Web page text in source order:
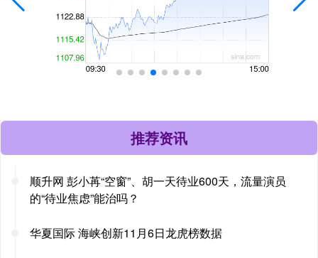
推荐资讯
顺升网 彭小苒“空窗”、胡一天待业600天，流量演员
的“待业焦虑”能治吗？
华夏国际 海峡创新11月6日龙虎榜数据